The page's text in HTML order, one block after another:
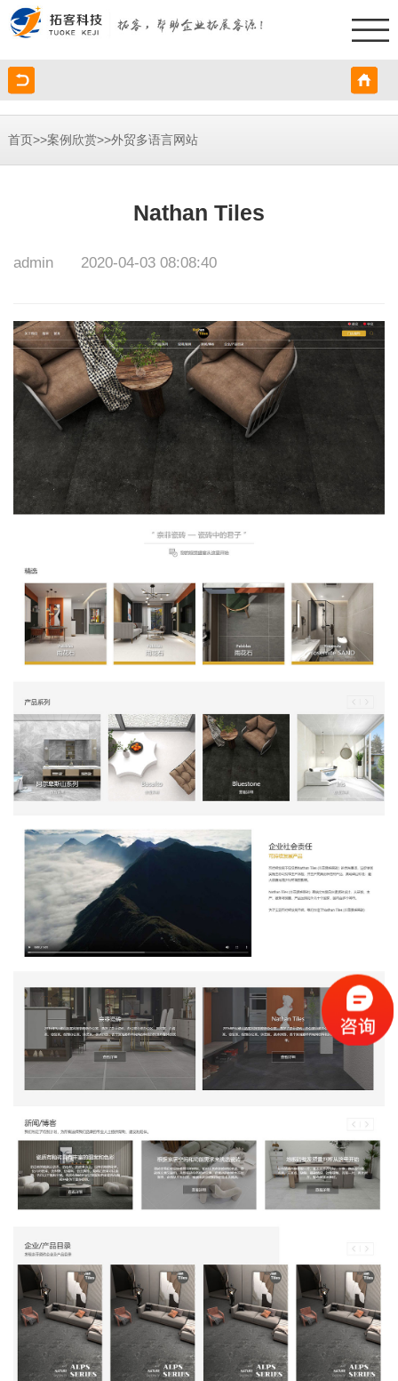
首页>>案例欣赏>>外贸多语言网站
Nathan Tiles
admin 2020-04-03 08:08:40